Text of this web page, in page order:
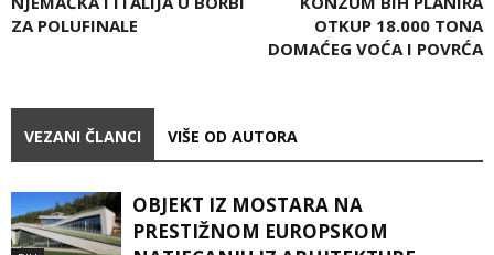
ZA POLUFINALE
OTKUP 18.000 TONA
DOMAĆEG VOĆA I POVRĆA
VEZANI ČLANCI VIŠE OD AUTORA
OBJEKT IZ MOSTARA NA
PRESTIŽNOM EUROPSKOM